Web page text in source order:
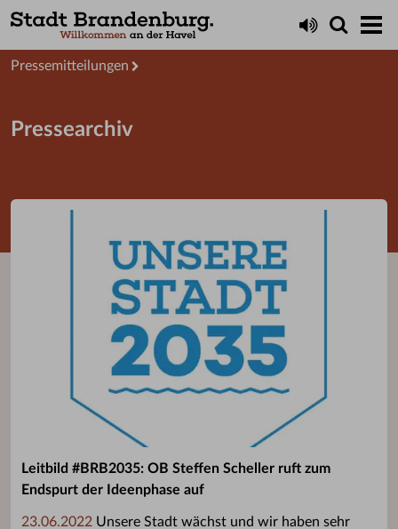
Presseservice
Pressemitteilungen
Pressearchiv
Leitbild #BRB2035: OB Steffen Scheller ruft zum
Endspurt der Ideenphase auf
23.06.2022 Unsere Stadt wächst und wir haben sehr